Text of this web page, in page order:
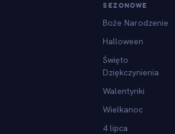
SEZONOWE
Boże Narodzenie
Halloween
Święto
Dziękczynienia
Walentynki
Wielkanoc
4 lipca